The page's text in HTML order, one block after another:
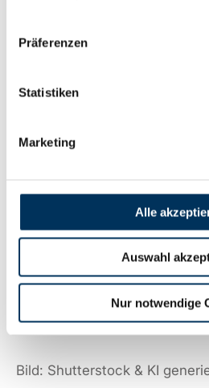
Präferenzen
Statistiken
Marketing
Alle
Auswahl
Nur notwendige
Und wer die Farbe Gelb
Batterien lieben…
Sortiment, besuchen Sie
zur SUN Battery
Bild: Shutterstock & KI